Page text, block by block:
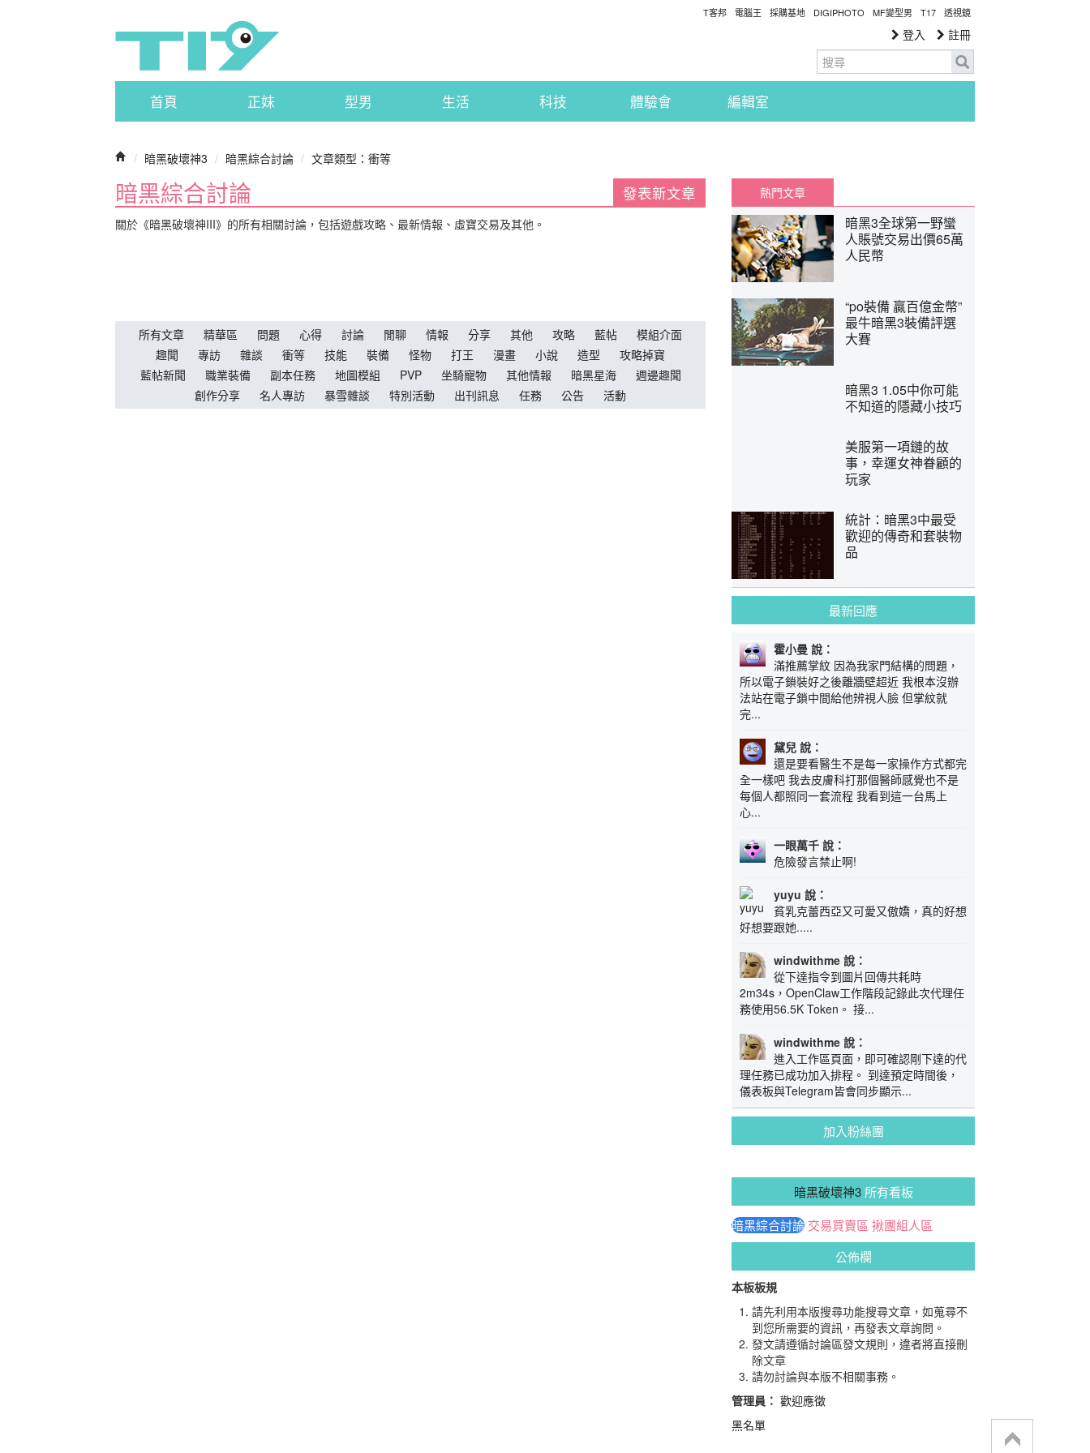
T客邦 電腦王 採購基地 DIGIPHOTO MF變型男 T17 透視鏡
登入 註冊
首頁 正妹 型男 生活 科技 體驗會 編輯室
/ 暗黑破壞神3 / 暗黑綜合討論 / 文章類型：衝等
發表新文章
暗黑綜合討論
關於《暗黑破壞神III》的所有相關討論，包括遊戲攻略、最新情報、虛寶交易及其他。
所有文章 精華區 問題 心得 討論 閒聊 情報 分享 其他 攻略 藍帖
模組介面
趣聞
專訪 雜談 衝等 技能 裝備 怪物 打王 漫畫 小說 造型
攻略掉寶
藍帖新聞
職業裝備 副本任務 地圖模組 PVP 坐騎寵物 其他情報 暗黑星海
週邊趣聞
創作分享
名人專訪 暴雪雜談 特別活動 出刊訊息 任務 公告 活動
熱門文章
暗黑3全球第一野蠻
人賬號交易出價65萬
人民幣
“po裝備 贏百億金幣”
最牛暗黑3裝備評選
大賽
暗黑3 1.05中你可能
不知道的隱藏小技巧
美服第一項鏈的故
事，幸運女神眷顧的
玩家
統計：暗黑3中最受
歡迎的傳奇和套裝物
品
最新回應
霍小曼 說：
滿推薦掌紋 因為我家門結構的問題，
所以電子鎖裝好之後離牆壁超近 我根本沒辦
法站在電子鎖中間給他辨視人臉 但掌紋就
完...
黛兒 說：
還是要看醫生不是每一家操作方式都完
全一樣吧 我去皮膚科打那個醫師感覺也不是
每個人都照同一套流程 我看到這一台馬上
心...
一眼萬千 說：
危險發言禁止啊!
yuyu 說：
貧乳克蕾西亞又可愛又傲嬌，真的好想
好想要跟她.....
windwithme 說：
從下達指令到圖片回傳共耗時
2m34s，OpenClaw工作階段記錄此次代理任
務使用56.5K Token。 接...
windwithme 說：
進入工作區頁面，即可確認剛下達的代
理任務已成功加入排程。 到達預定時間後，
儀表板與Telegram皆會同步顯示...
加入粉絲團
暗黑破壞神3所有看板
暗黑綜合討論 交易買賣區 揪團組人區
公佈欄
本板板規
請先利用本版搜尋功能搜尋文章，如蒐尋不
到您所需要的資訊，再發表文章詢問。
發文請遵循討論區發文規則，違者將直接刪
除文章
請勿討論與本版不相關事務。
管理員： 歡迎應徵
黑名單